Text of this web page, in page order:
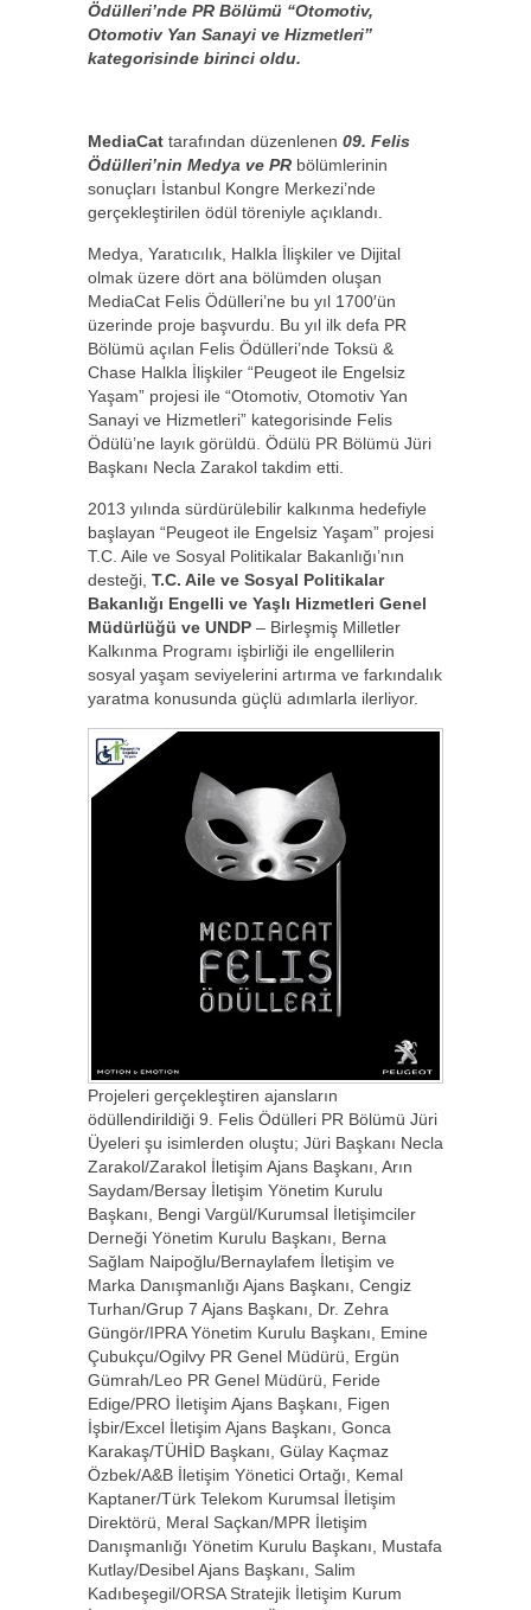
Ödülleri’nde PR Bölümü “Otomotiv,
Otomotiv Yan Sanayi ve Hizmetleri”
kategorisinde birinci oldu.
MediaCat tarafından düzenlenen 09. Felis
Ödülleri’nin Medya ve PR bölümlerinin
sonuçları İstanbul Kongre Merkezi’nde
gerçekleştirilen ödül töreniyle açıklandı.
Medya, Yaratıcılık, Halkla İlişkiler ve Dijital
olmak üzere dört ana bölümden oluşan
MediaCat Felis Ödülleri’ne bu yıl 1700′ün
üzerinde proje başvurdu. Bu yıl ilk defa PR
Bölümü açılan Felis Ödülleri’nde Toksü &
Chase Halkla İlişkiler “Peugeot ile Engelsiz
Yaşam” projesi ile “Otomotiv, Otomotiv Yan
Sanayi ve Hizmetleri” kategorisinde Felis
Ödülü’ne layık görüldü. Ödülü PR Bölümü Jüri
Başkanı Necla Zarakol takdim etti.
2013 yılında sürdürülebilir kalkınma hedefiyle
başlayan “Peugeot ile Engelsiz Yaşam” projesi
T.C. Aile ve Sosyal Politikalar Bakanlığı’nın
desteği, T.C. Aile ve Sosyal Politikalar
Bakanlığı Engelli ve Yaşlı Hizmetleri Genel
Müdürlüğü ve UNDP – Birleşmiş Milletler
Kalkınma Programı işbirliği ile engellilerin
sosyal yaşam seviyelerini artırma ve farkındalık
yaratma konusunda güçlü adımlarla ilerliyor.
Projeleri gerçekleştiren ajansların
ödüllendirildiği 9. Felis Ödülleri PR Bölümü Jüri
Üyeleri şu isimlerden oluştu; Jüri Başkanı Necla
Zarakol/Zarakol İletişim Ajans Başkanı, Arın
Saydam/Bersay İletişim Yönetim Kurulu
Başkanı, Bengi Vargül/Kurumsal İletişimciler
Derneği Yönetim Kurulu Başkanı, Berna
Sağlam Naipoğlu/Bernaylafem İletişim ve
Marka Danışmanlığı Ajans Başkanı, Cengiz
Turhan/Grup 7 Ajans Başkanı, Dr. Zehra
Güngör/IPRA Yönetim Kurulu Başkanı, Emine
Çubukçu/Ogilvy PR Genel Müdürü, Ergün
Gümrah/Leo PR Genel Müdürü, Feride
Edige/PRO İletişim Ajans Başkanı, Figen
İşbir/Excel İletişim Ajans Başkanı, Gonca
Karakaş/TÜHİD Başkanı, Gülay Kaçmaz
Özbek/A&B İletişim Yönetici Ortağı, Kemal
Kaptaner/Türk Telekom Kurumsal İletişim
Direktörü, Meral Saçkan/MPR İletişim
Danışmanlığı Yönetim Kurulu Başkanı, Mustafa
Kutlay/Desibel Ajans Başkanı, Salim
Kadıbeşegil/ORSA Stratejik İletişim Kurum